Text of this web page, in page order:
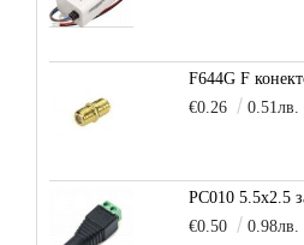
F644G F
€0.26
0.51лв.
€0.50
0.98лв.